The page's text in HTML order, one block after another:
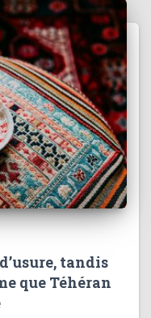
tandis
que Téhéran